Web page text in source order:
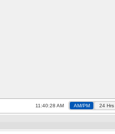
11:40:28 AM AM/PM 24 Hrs